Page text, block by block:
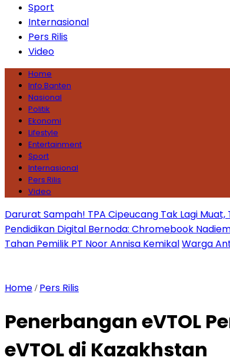
Sport
Internasional
Pers Rilis
Video
Home
Info Banten
Nasional
Politik
Ekonomi
Lifestyle
Entertainment
Sport
Internasional
Pers Rilis
Video
Darurat Sampah! TPA Cipeucang Tak Lagi
Pendidikan Digital Bernoda: Chromebook
Tahan Pemilik PT Noor Annisa KemikalWarga
Home / Pers Rilis
Penerbangan eVTOL
eVTOL di Kazakhstan